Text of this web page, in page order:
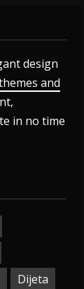
design
and
in no time
Dijeta